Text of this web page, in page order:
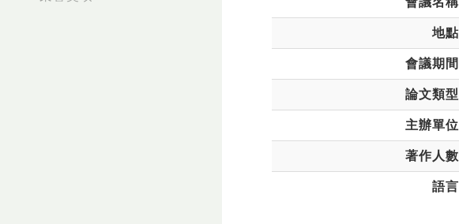
地點
會議期間
論文類型
主辦單位
著作人數
語言